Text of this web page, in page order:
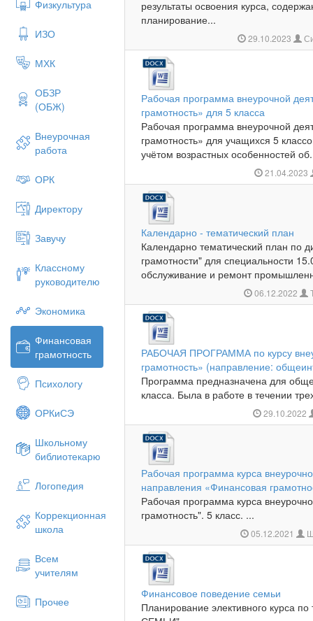
Физкультура
ИЗО
МХК
ОБЗР
(ОБЖ)
Внеурочная
работа
ОРК
Директору
Завучу
Классному
руководителю
Экономика
Финансовая
грамотность
Психологу
ОРКиСЭ
Школьному
библиотекарю
Логопедия
Коррекционная
школа
Всем
учителям
Прочее
результаты освоения курса,
планирование...
29.10.2023
Рабочая программа внеурочной
грамотность» для 5 класса
Рабочая программа внеурочной
грамотность» для учащихся 5
учётом возрастных особенностей
21.04.2023
Календарно - тематический план
Календарно тематический план по
грамотности" для специальности
обслуживание и ремонт
06.12.2022
РАБОЧАЯ ПРОГРАММА по курсу
грамотность» (направление:
Программа предназначена для
класса. Была в работе в течении
29.10.2022
Рабочая программа курса
направления «Финансовая
Рабочая программа курса
грамотность". 5 класс. ...
05.12.2021
Финансовое поведение семьи
Планирование элективного